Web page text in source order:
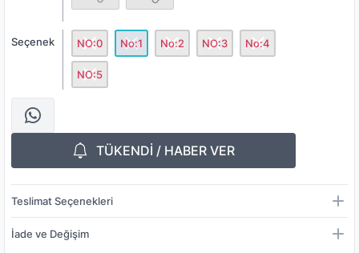
Seçenek NO:0 No:1 No:2 NO:3 No:4
NO:5
TÜKENDİ / HABER VER
Teslimat Seçenekleri
İade ve Değişim